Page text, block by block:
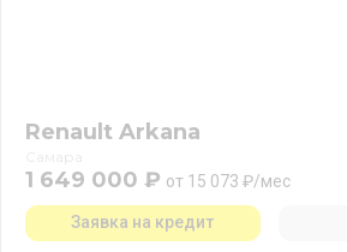
Renault Arkana
Самара
1 649 000 ₽ от 15 073 ₽/мес
Заявка на кредит